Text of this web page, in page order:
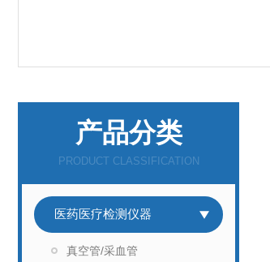
产品分类
PRODUCT CLASSIFICATION
医药医疗检测仪器
真空管/采血管